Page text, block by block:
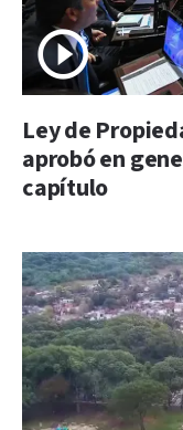
Ley de
aprobó en
capítulo